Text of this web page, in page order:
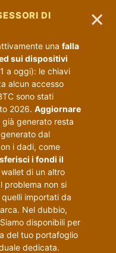
DI
una falla
sui dispositivi
a oggi): le chiavi
alcun accesso
sono stati
2026. Aggiornare
già generato resta
dal
i dadi, come
i fondi il
di un altro
problema non si
importati da
Nel dubbio,
disponibili per
del tuo portafoglio
dedicata.
×